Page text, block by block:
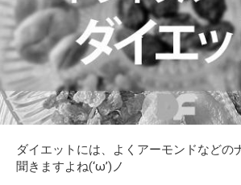
ダイエットには、よくアーモンドなどの
聞きますよね(‘ω’)ノ